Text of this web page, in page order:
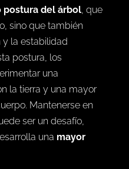
postura del árbol, que
sino que también
la estabilidad
postura, los
una
la tierra y una mayor
Mantenerse en
ser un desafío,
una mayor